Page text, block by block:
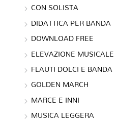
CON SOLISTA
DIDATTICA PER BANDA
DOWNLOAD FREE
ELEVAZIONE MUSICALE
FLAUTI DOLCI E BANDA
GOLDEN MARCH
MARCE E INNI
MUSICA LEGGERA